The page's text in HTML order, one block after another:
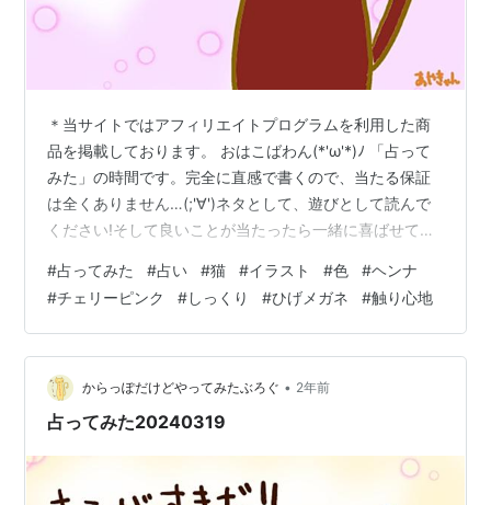
＊当サイトではアフィリエイトプログラムを利用した商
品を掲載しております。 おはこばわん(*'ω'*)ﾉ 「占って
みた」の時間です。完全に直感で書くので、当たる保証
は全くありません…(;'∀')ネタとして、遊びとして読んで
ください!そして良いことが当たったら一緒に喜ばせてく
日の運勢にするもよし夜 🌛読んで明日の運勢にするもよ
し来週、来月の…なんてのもありでご自由にして頂けれ
ばと考えています。 それではやってみよう('ω')ﾉ 次の２
色のうち、どちらかを選んでください。結果は下～～ ～
～ 結果 ～～ ヘンナを選んだ方… 思いがけないものがし
っく…
#占ってみた #占い #猫 #イラスト #色 #ヘンナ
#チェリーピンク #しっくり #ひげメガネ #触り心地
からっぽだけどやってみたぶろぐ • 2年前
占ってみた20240319